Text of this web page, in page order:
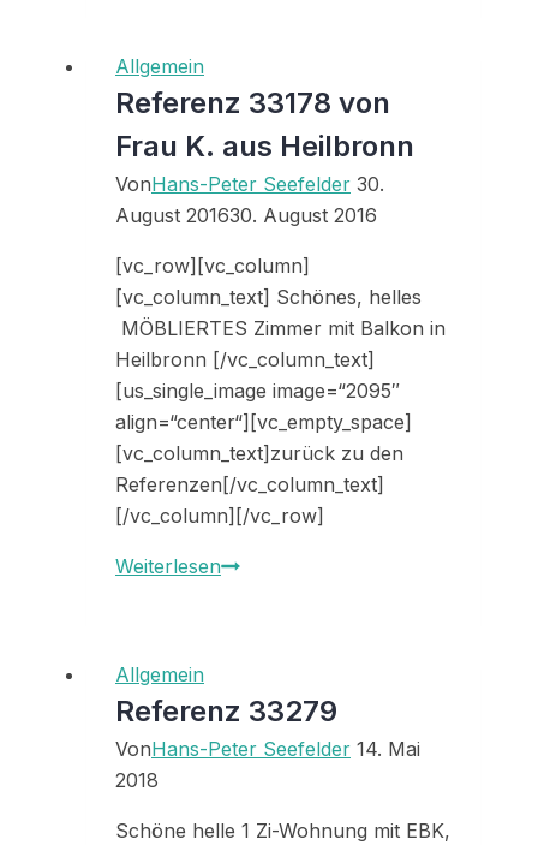
Allgemein
Referenz 33178 von
Frau K. aus Heilbronn
VonHans-Peter Seefelder 30.
August 201630. August 2016
[vc_row][vc_column]
[vc_column_text] Schönes, helles
MÖBLIERTES Zimmer mit Balkon in
Heilbronn [/vc_column_text]
[us_single_image image=“2095″
align=“center“][vc_empty_space]
[vc_column_text]zurück zu den
Referenzen[/vc_column_text]
[/vc_column][/vc_row]
WeiterlesenReferenz
aus
Heilbronn
Allgemein
Referenz 33279
VonHans-Peter Seefelder 14. Mai
2018
Schöne helle 1 Zi-Wohnung mit EBK,